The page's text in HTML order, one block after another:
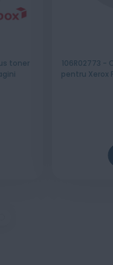
toner
106R02773 - Cartus toner compatibil EuroPrint
pentru Xerox